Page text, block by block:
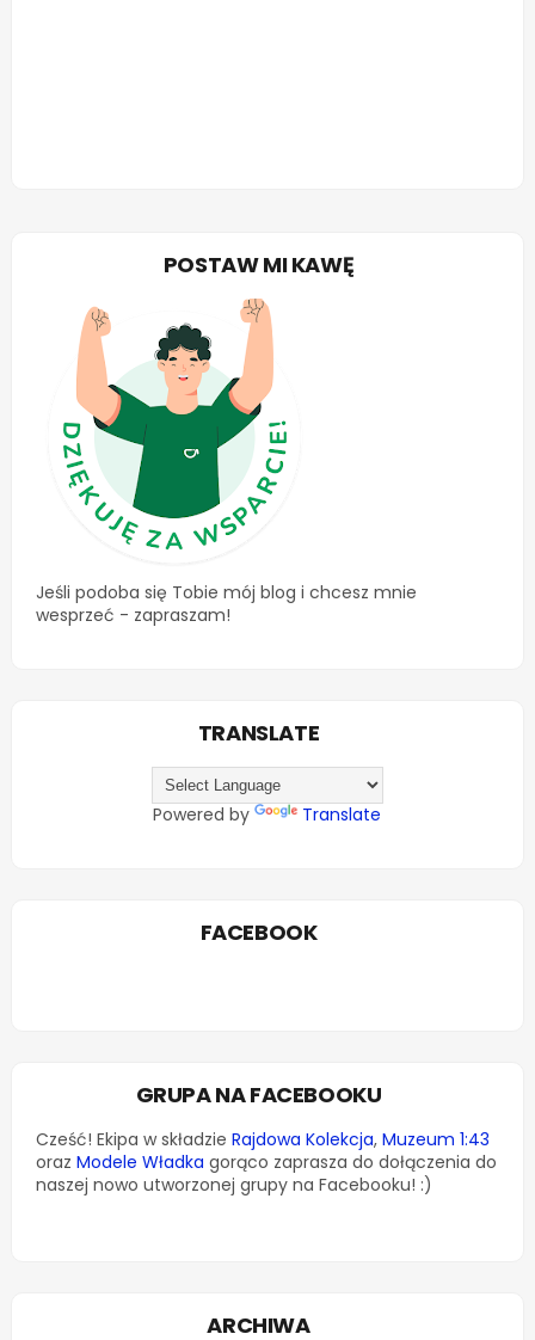
POSTAW MI KAWĘ
Jeśli podoba się Tobie mój blog i chcesz mnie
wesprzeć - zapraszam!
TRANSLATE
Powered by Translate
FACEBOOK
GRUPA NA FACEBOOKU
Cześć! Ekipa w składzie Rajdowa Kolekcja, Muzeum 1:43
oraz Modele Władka gorąco zaprasza do dołączenia do
naszej nowo utworzonej grupy na Facebooku! :)
ARCHIWA